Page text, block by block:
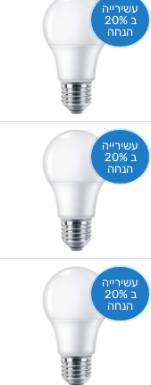
עשירייה
ב 20%
הנחה
עשירייה
ב 20%
הנחה
עשירייה
ב 20%
הנחה